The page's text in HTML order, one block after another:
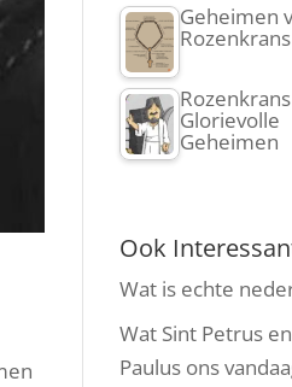
Geheimen
Rozenkrans
Glorievolle
Geheimen
Ook
Wat is echte
Wat Sint Petrus
Paulus ons